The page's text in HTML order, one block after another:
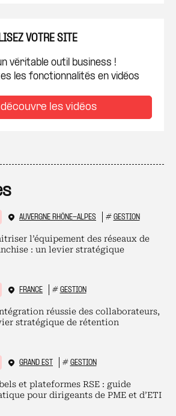
VOTRE SITE
véritable outil business !
les fonctionnalités en vidéos
les vidéos
AUVERGNE RHÔNE-ALPES # GESTION
l’équipement des réseaux de
: un levier stratégique
FRANCE # GESTION
réussie des collaborateurs,
stratégique de rétention
GRAND EST # GESTION
et plateformes RSE : guide
pour dirigeants de PME et d’ETI